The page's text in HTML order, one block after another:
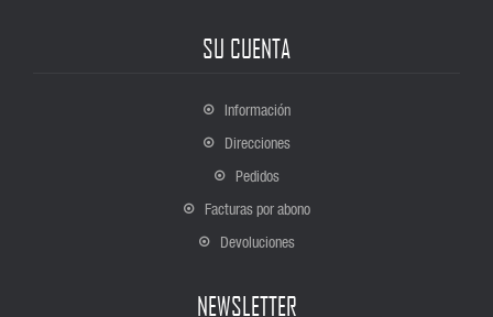
SU CUENTA
Información
Direcciones
Pedidos
Facturas por abono
Devoluciones
NEWSLETTER